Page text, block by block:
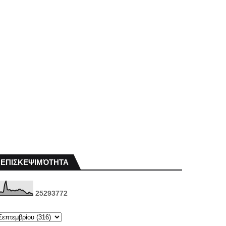
ΕΠΙΣΚΕΨΙΜΌΤΗΤΑ
25293772